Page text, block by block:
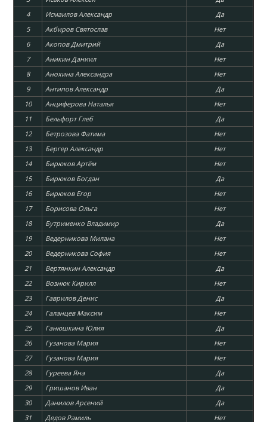
4
Исмаилов Александр
Да
5
Акбиров Святослав
Нет
6
Акопов Дмитрий
Да
7
Аникин Даниил
Нет
8
Анохина Александра
Нет
9
Антипов Александр
Да
10
Анциферова Наталья
Нет
11
Бельфорт Глеб
Да
12
Бетрозова Фатима
Нет
13
Бергер Александр
Нет
14
Бирюков Артём
Нет
15
Бирюков Богдан
Да
16
Бирюков Егор
Нет
17
Борисова Ольга
Нет
18
Бутрименко Владимир
Да
19
Ведерникова Милана
Нет
20
Ведерникова София
Нет
21
Вертянкин Александр
Да
22
Вознюк Кирилл
Нет
23
Гаврилов Денис
Да
24
Галанцев Максим
Нет
25
Ганюшкина Юлия
Да
26
Гузанова Мария
Нет
27
Гузанова Мария
Нет
28
Гуреева Яна
Да
29
Гришанов Иван
Да
30
Данилов Арсений
Да
31
Дедов Рамиль
Нет